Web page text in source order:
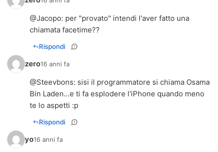
@Jacopo: per "provato" intendi l'aver fatto una
chiamata facetime??
Rispondi
zero16 anni fa
@Steevbons: sisi il programmatore si chiama Osama
Bin Laden...e ti fa esplodere l'iPhone quando meno
te lo aspetti :p
Rispondi
yo16 anni fa